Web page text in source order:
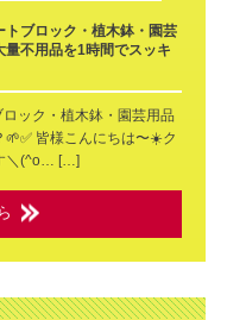
トブロック・植木鉢・園芸
不用品を1時間でスッキ
ック・植木鉢・園芸用品
皆様こんにちは〜☀️ク
＼(^o… […]